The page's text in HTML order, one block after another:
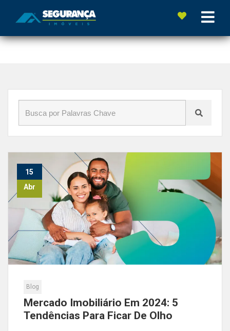
Início»Blog»#ImobiliáriaGV
15
Abr
Blog
Mercado Imobiliário Em 2024: 5
Tendências Para Ficar De Olho